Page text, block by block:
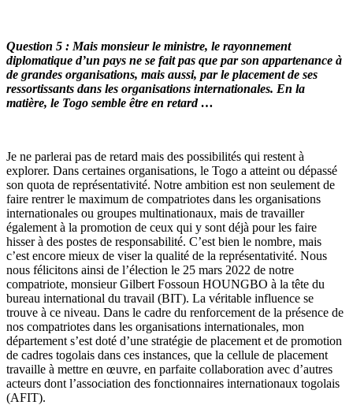
Question 5 : Mais monsieur le ministre, le rayonnement
diplomatique d’un pays ne se fait pas que par son appartenance à
de grandes organisations, mais aussi, par le placement de ses
ressortissants dans les organisations internationales. En la
matière, le Togo semble être en retard …
Je ne parlerai pas de retard mais des possibilités qui restent à
explorer. Dans certaines organisations, le Togo a atteint ou dépassé
son quota de représentativité. Notre ambition est non seulement de
faire rentrer le maximum de compatriotes dans les organisations
internationales ou groupes multinationaux, mais de travailler
également à la promotion de ceux qui y sont déjà pour les faire
hisser à des postes de responsabilité. C’est bien le nombre, mais
c’est encore mieux de viser la qualité de la représentativité. Nous
nous félicitons ainsi de l’élection le 25 mars 2022 de notre
compatriote, monsieur Gilbert Fossoun HOUNGBO à la tête du
bureau international du travail (BIT). La véritable influence se
trouve à ce niveau. Dans le cadre du renforcement de la présence de
nos compatriotes dans les organisations internationales, mon
département s’est doté d’une stratégie de placement et de promotion
de cadres togolais dans ces instances, que la cellule de placement
travaille à mettre en œuvre, en parfaite collaboration avec d’autres
acteurs dont l’association des fonctionnaires internationaux togolais
(AFIT).